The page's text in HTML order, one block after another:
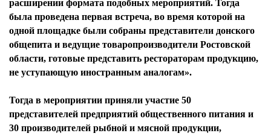
расширении формата подобных мероприятий. Тогда
была проведена первая встреча, во время которой на
одной площадке были собраны представители донского
общепита и ведущие товаропроизводители Ростовской
области, готовые представить рестораторам продукцию,
не уступающую иностранным аналогам».
Тогда в мероприятии приняли участие 50
представителей предприятий общественного питания и
30 производителей рыбной и мясной продукции,